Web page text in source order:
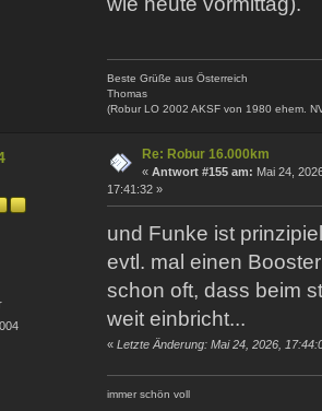
Beste Grüße aus Österreich
Thomas
(Robur LO 2002 AKSF von 1980 ehem.
Re: Robur 16.000km
« Antwort #155 am: Mai 24,
17:41:32 »
und Funke ist
evtl. mal einen
schon oft, dass beim
weit einbricht...
« Letzte Änderung: Mai 24, 2026,
immer schön voll